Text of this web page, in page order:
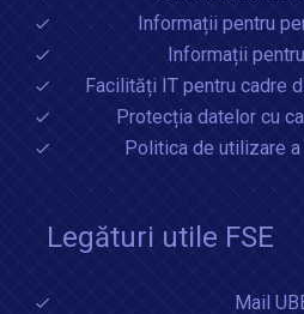
Informații pentru
Informații
Facilități IT pentru cadre
Protecția datelor cu
Politica de utilizare
Legături utile FSE
Mail